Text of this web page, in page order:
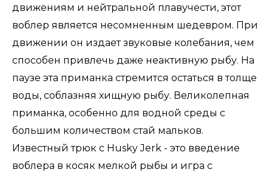
движениям и нейтральной плавучести, этот
воблер является несомненным шедевром. При
движении он издает звуковые колебания, чем
способен привлечь даже неактивную рыбу. На
паузе эта приманка стремится остаться в толще
воды, соблазняя хищную рыбу. Великолепная
приманка, особенно для водной среды с
большим количеством стай мальков.
Известный трюк с Husky Jerk - это введение
воблера в косяк мелкой рыбы и игра с